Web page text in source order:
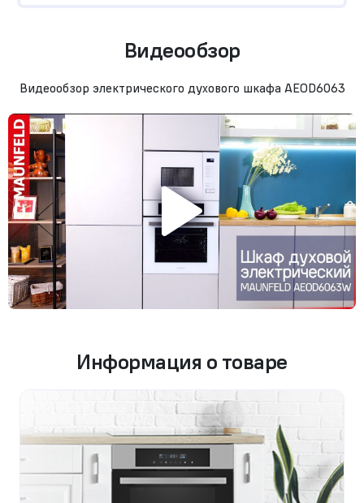
Видеообзор
Видеообзор электрического духового шкафа AEOD6063
Информация о товаре